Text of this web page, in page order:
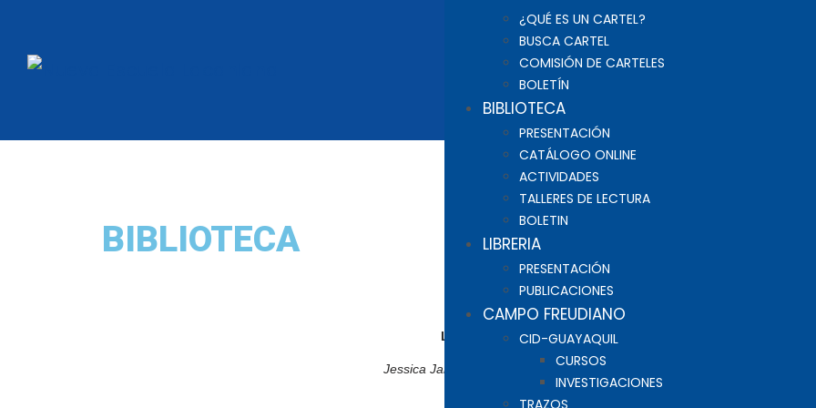
¿QUÉ ES UN CARTEL?
BUSCA CARTEL
COMISIÓN DE CARTELES
BOLETÍN
BIBLIOTECA
PRESENTACIÓN
CATÁLOGO ONLINE
ACTIVIDADES
TALLERES DE LECTURA
BOLETIN
LIBRERIA
PRESENTACIÓN
PUBLICACIONES
CAMPO FREUDIANO
CID-GUAYAQUIL
CURSOS
INVESTIGACIONES
TRAZOS
BIBLIOTECA
LO JOVEN COMO FACTOR ACTUAL DE LA BIBLIOTECA
Jessica Jara, Responsable de la Comisión de Biblioteca de la NELcf